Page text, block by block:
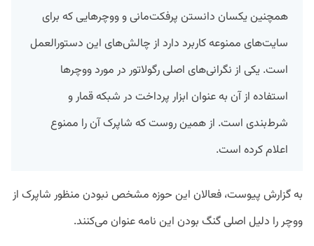
همچنین یکسان‌ دانستن پرفکت‌مانی و ووچرهایی که برای
سایت‌های ممنوعه کاربرد دارد از چالش‌های این دستورالعمل
است. یکی از نگرانی‌های اصلی رگولاتور در مورد ووچرها
استفاده از آن به عنوان ابزار پرداخت در شبکه قمار و
شرط‌بندی است. از همین روست که شاپرک آن را ممنوع
اعلام کرده است.
به گزارش پیوست، فعالان این حوزه مشخص نبودن منظور شاپرک از
ووچر را دلیل اصلی گنگ بودن این نامه عنوان می‌کنند.